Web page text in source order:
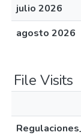
julio 2026
agosto 2026
File Visits